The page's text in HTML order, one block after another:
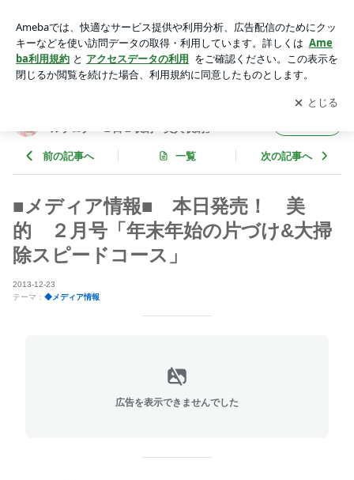
づけ&大掃除スピードコース」 | 整理収納アドバイザー 西口理
恵子 オフィシャルブログ「１日１収納＝美人収納」Powered
by Ameba
アプリをダウンロードして ブログの更新通知
を受け取りまし
ょう。
開く
ルブログ「１日１収納＝美人収納」
前の記事へ 一覧 次の記事へ
■メディア情報■ 本日発売！ 美
的 ２月号「年末年始の片づけ&大掃
除スピードコース」
2013-12-23
テーマ： ◆メディア情報
広告を表示できませんでした